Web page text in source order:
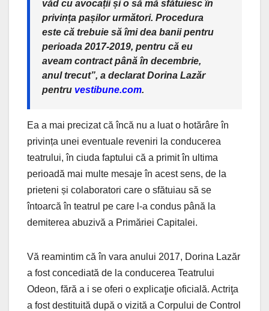
văd cu avocații și o să mă sfătuiesc în
privința pașilor următori. Procedura
este că trebuie să îmi dea banii pentru
perioada 2017-2019, pentru că eu
aveam contract până în decembrie,
anul trecut”, a declarat Dorina Lazăr
pentru vestibune.com.
Ea a mai precizat că încă nu a luat o hotărâre în
privința unei eventuale reveniri la conducerea
teatrului, în ciuda faptului că a primit în ultima
perioadă mai multe mesaje în acest sens, de la
prieteni și colaboratori care o sfătuiau să se
întoarcă în teatrul pe care l-a condus până la
demiterea abuzivă a Primăriei Capitalei.
Vă reamintim că în vara anului 2017, Dorina Lazăr
a fost concediată de la conducerea Teatrului
Odeon, fără a i se oferi o explicaţie oficială. Actriţa
a fost destituită după o vizită a Corpului de Control